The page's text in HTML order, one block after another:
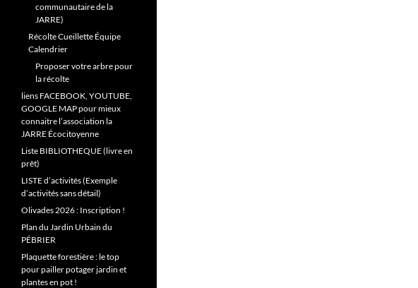
communautaire de la
JARRE)
Récolte Cueillette Équipe
Calendrier
Proposer votre arbre pour
la récolte
liens FACEBOOK, YOUTUBE,
GOOGLE MAP pour mieux
connaitre l’association la
JARRE Écocitoyenne
Liste BIBLIOTHEQUE (livre en
prêt)
LISTE d’activités (Exemple
d’activités sans détail)
Olivades 2026 : Inscription !
Plan du Jardin Urbain du
PÉBRIER
Plaquette forestière : le top
pour pailler potager jardin et
plantes en pot !